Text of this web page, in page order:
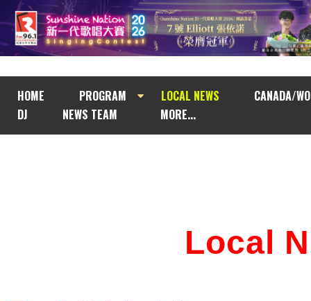
HOME PROGRAM LOCAL NEWS
CANADA/
DJ
NEWS TEAM MORE...
Local